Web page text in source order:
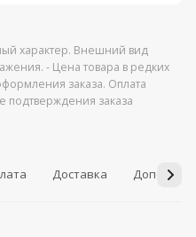
характер. Внешний вид
- Цена товара в редких
заказа. Оплата
подтверждения заказа
Доставка